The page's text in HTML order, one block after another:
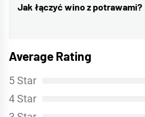
Next
Jak łączyć wino z potrawami?
Average Rating
5 Star
4 Star